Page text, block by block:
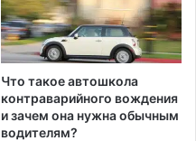
Что такое автошкола
контраварийного вождения
и зачем она нужна обычным
водителям?